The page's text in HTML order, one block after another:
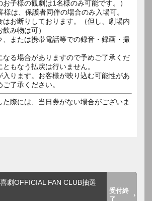
お子様の観劇は1名様のみ可能です。）
は、保護者同伴の場合のみ入場可。
お断りしております。（但し、劇場内
み物は可）
または携帯電話等での録音・録画・撮
る場合がありますので予めご了承くだ
もなう払戻は行いません。
ります。お客様が映り込む可能性があ
了承ください。
際には、当日券がない場合がございま
劇OFFICIAL FAN CLUB抽選
受付終